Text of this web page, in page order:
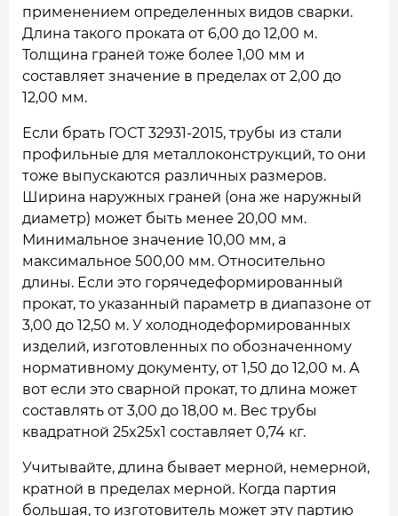
применением определенных видов сварки.
Длина такого проката от 6,00 до 12,00 м.
Толщина граней тоже более 1,00 мм и
составляет значение в пределах от 2,00 до
12,00 мм.
Если брать ГОСТ 32931-2015, трубы из стали
профильные для металлоконструкций, то они
тоже выпускаются различных размеров.
Ширина наружных граней (она же наружный
диаметр) может быть менее 20,00 мм.
Минимальное значение 10,00 мм, а
максимальное 500,00 мм. Относительно
длины. Если это горячедеформированный
прокат, то указанный параметр в диапазоне от
3,00 до 12,50 м. У холоднодеформированных
изделий, изготовленных по обозначенному
нормативному документу, от 1,50 до 12,00 м. А
вот если это сварной прокат, то длина может
составлять от 3,00 до 18,00 м. Вес трубы
квадратной 25x25x1 составляет 0,74 кг.
Учитывайте, длина бывает мерной, немерной,
кратной в пределах мерной. Когда партия
большая, то изготовитель может эту партию